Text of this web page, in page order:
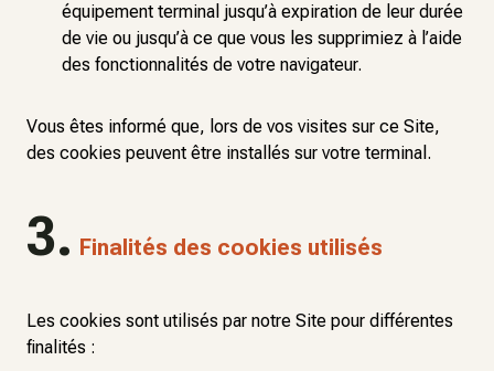
équipement terminal jusqu’à expiration de leur durée
de vie ou jusqu’à ce que vous les supprimiez à l’aide
des fonctionnalités de votre navigateur.
Vous êtes informé que, lors de vos visites sur ce Site,
des cookies peuvent être installés sur votre terminal.
3. Finalités des cookies utilisés
Les cookies sont utilisés par notre Site pour différentes
finalités :